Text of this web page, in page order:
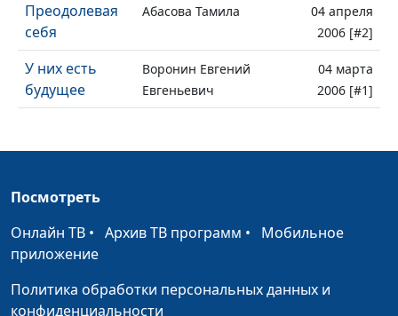
Преодолевая
себя
Абасова Тамила
04 апреля
2006 [#2]
У них есть
будущее
Воронин Евгений
Евгеньевич
04 марта
2006 [#1]
Посмотреть
Онлайн ТВ • Архив ТВ программ • Мобильное
приложение
Политика обработки персональных данных и
конфиденциальности